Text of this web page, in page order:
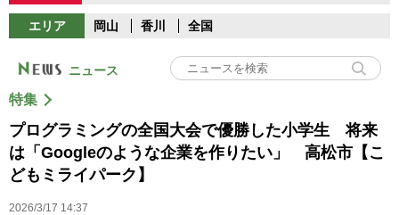
エリア 岡山 香川 全国
ニュース
特集
プログラミングの全国大会で優勝した小学生 将来
は「Googleのような企業を作りたい」 高松市【こ
どもミライパーク】
2026/3/17 14:37